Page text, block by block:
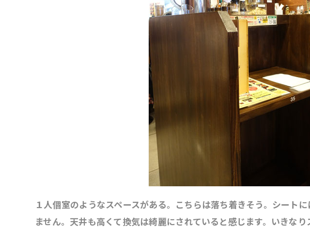
１人個室のようなスペースがある。こちらは落ち着きそう。シート
ません。天井も高くて換気は綺麗にされていると感じます。いきな